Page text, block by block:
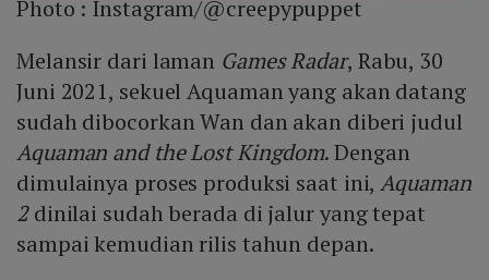
Photo : Instagram/@creepypuppet
Melansir dari laman Games Radar, Rabu, 30
Juni 2021, sekuel Aquaman yang akan datang
sudah dibocorkan Wan dan akan diberi judul
Aquaman and the Lost Kingdom. Dengan
dimulainya proses produksi saat ini,Aquaman
2dinilai sudah berada di jalur yang tepat
sampai kemudian rilis tahun depan.